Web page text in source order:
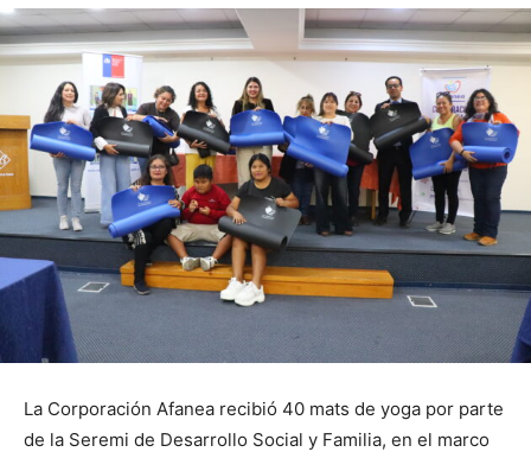
La Corporación Afanea recibió 40 mats de yoga por parte
de la Seremi de Desarrollo Social y Familia, en el marco